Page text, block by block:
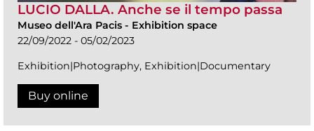
LUCIO DALLA. Anche se il tempo passa
Museo dell'Ara Pacis - Exhibition space
22/09/2022 - 05/02/2023
Exhibition|Photography, Exhibition|Documentary
Buy online